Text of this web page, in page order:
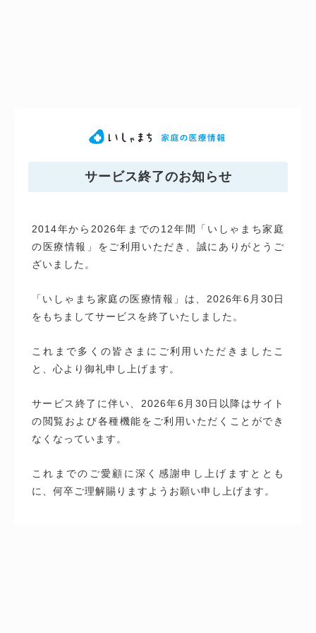
サービス終了のお知らせ
2014年から2026年までの12年間「いしゃまち家庭
の医療情報」をご利用いただき、誠にありがとうご
ざいました。
「いしゃまち家庭の医療情報」は、2026年6月30日
をもちましてサービスを終了いたしました。
これまで多くの皆さまにご利用いただきましたこ
と、心より御礼申し上げます。
サービス終了に伴い、2026年6月30日以降はサイト
の閲覧および各種機能をご利用いただくことができ
なくなっています。
これまでのご愛顧に深く感謝申し上げますととも
に、何卒ご理解賜りますようお願い申し上げます。